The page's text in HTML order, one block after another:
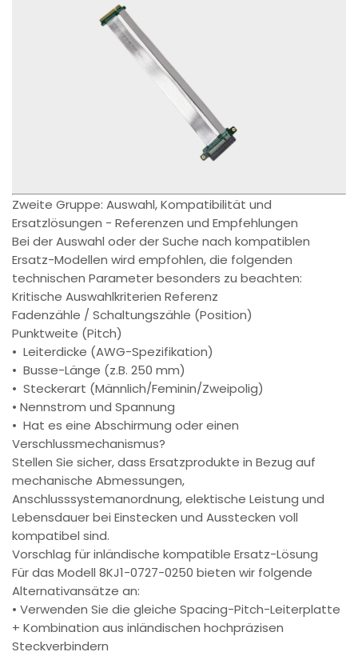
Zweite Gruppe: Auswahl, Kompatibilität und
Ersatzlösungen - Referenzen und Empfehlungen
Bei der Auswahl oder der Suche nach kompatiblen
Ersatz-Modellen wird empfohlen, die folgenden
technischen Parameter besonders zu beachten:
Kritische Auswahlkriterien Referenz
Fadenzähle / Schaltungszähle (Position)
Punktweite (Pitch)
• Leiterdicke (AWG-Spezifikation)
• Busse-Länge (z.B. 250 mm)
• Steckerart (Männlich/Feminin/Zweipolig)
• Nennstrom und Spannung
• Hat es eine Abschirmung oder einen
Verschlussmechanismus?
Stellen Sie sicher, dass Ersatzprodukte in Bezug auf
mechanische Abmessungen,
Anschlusssystemanordnung, elektische Leistung und
Lebensdauer bei Einstecken und Ausstecken voll
kompatibel sind.
Vorschlag für inländische kompatible Ersatz-Lösung
Für das Modell 8KJ1-0727-0250 bieten wir folgende
Alternativansätze an:
• Verwenden Sie die gleiche Spacing-Pitch-Leiterplatte
+ Kombination aus inländischen hochpräzisen
Steckverbindern